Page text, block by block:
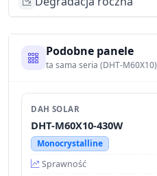
Podobne panele
ta sama seria (DHT-M60X10)
DAH SOLAR
DHT-M60X10-430W
Monocrystalline
Sprawność